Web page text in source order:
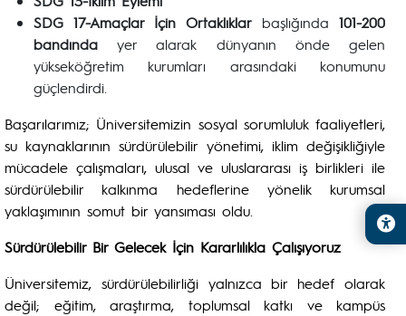
SDG 17-Amaçlar İçin Ortaklıklar başlığında 101-200
bandında yer alarak dünyanın önde gelen
yükseköğretim kurumları arasındaki konumunu
güçlendirdi.
Başarılarımız; Üniversitemizin sosyal sorumluluk faaliyetleri,
su kaynaklarının sürdürülebilir yönetimi, iklim değişikliğiyle
mücadele çalışmaları, ulusal ve uluslararası iş birlikleri ile
sürdürülebilir kalkınma hedeflerine yönelik kurumsal
yaklaşımının somut bir yansıması oldu.
Sürdürülebilir Bir Gelecek İçin Kararlılıkla Çalışıyoruz
Üniversitemiz, sürdürülebilirliği yalnızca bir hedef olarak
değil; eğitim, araştırma, toplumsal katkı ve kampüs